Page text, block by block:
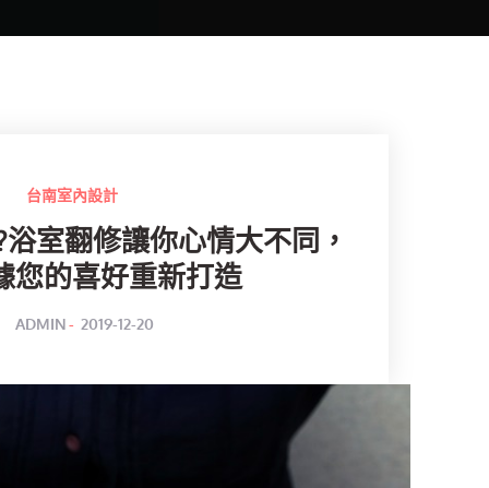
台南室內設計
室翻修讓你心情大不同，
您的喜好重新打造
ADMIN
POSTED
2019-12-20